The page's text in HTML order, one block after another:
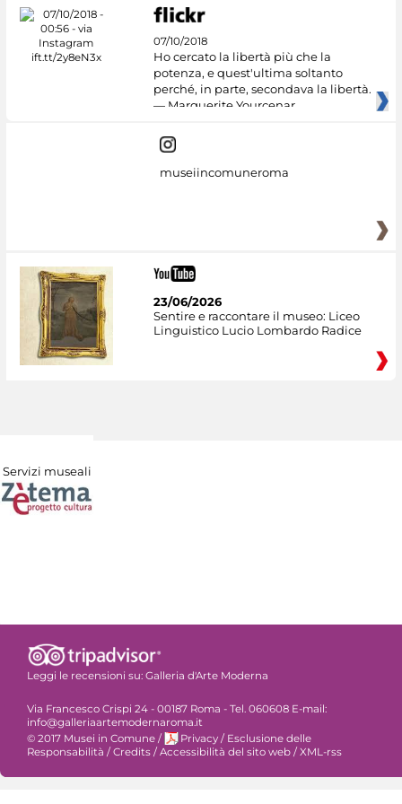
07/10/2018
Ho cercato la libertà più che la
potenza, e quest'ultima soltanto
perché, in parte, secondava la libertà.
— Marguerite Yourcenar
museiincomuneroma
23/06/2026
Sentire e raccontare il museo: Liceo
Linguistico Lucio Lombardo Radice
Servizi museali
Leggi le recensioni su: Galleria d'Arte Moderna
Via Francesco Crispi 24 - 00187 Roma - Tel. 060608 E-mail:
info@galleriaartemodernaroma.it
© 2017 Musei in Comune / Privacy / Esclusione delle
Responsabilità / Credits / Accessibilità del sito web / XML-rss